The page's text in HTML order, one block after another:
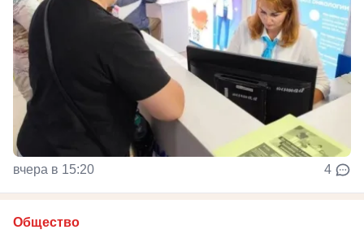
вчера в 15:20 4
Общество